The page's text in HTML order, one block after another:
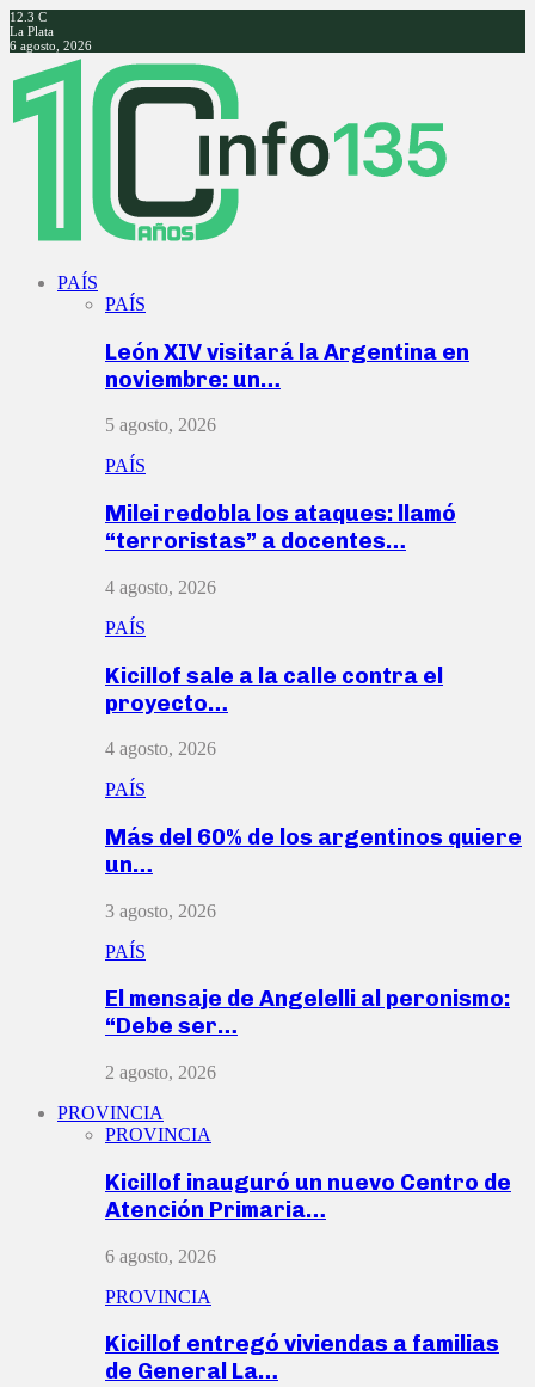
12.3 C
La Plata
6 agosto, 2026
Facebook
Twitter
Instagram
Youtube
PAÍS
PAÍS
León XIV visitará la Argentina en
noviembre: un…
5 agosto, 2026
PAÍS
Milei redobla los ataques: llamó
“terroristas” a docentes…
4 agosto, 2026
PAÍS
Kicillof sale a la calle contra el
proyecto…
4 agosto, 2026
PAÍS
Más del 60% de los argentinos quiere
un…
3 agosto, 2026
PAÍS
El mensaje de Angelelli al peronismo:
“Debe ser…
2 agosto, 2026
PROVINCIA
PROVINCIA
Kicillof inauguró un nuevo Centro de
Atención Primaria…
6 agosto, 2026
PROVINCIA
Kicillof entregó viviendas a familias
de General La…